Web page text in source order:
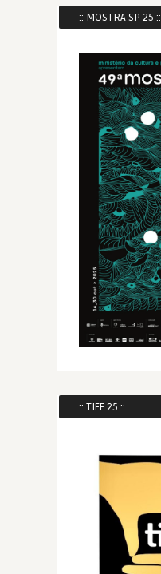
:: MOSTRA SP 25 ::
:: TIFF 25 ::